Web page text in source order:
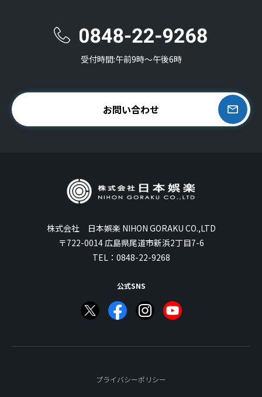
受付時間:午前9時〜午後6時
お問い合わせ
株式会社 日本娯楽 NIHON GORAKU CO.,LTD
〒722-0014 広島県尾道市新浜2丁目7-6
TEL： 0848-22-9268
公式SNS
プライバシーポリシー